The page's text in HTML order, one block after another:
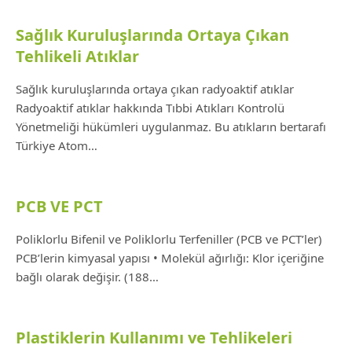
Sağlık Kuruluşlarında Ortaya Çıkan
Tehlikeli Atıklar
Sağlık kuruluşlarında ortaya çıkan radyoaktif atıklar
Radyoaktif atıklar hakkında Tıbbi Atıkları Kontrolü
Yönetmeliği hükümleri uygulanmaz. Bu atıkların bertarafı
Türkiye Atom…
PCB VE PCT
Poliklorlu Bifenil ve Poliklorlu Terfeniller (PCB ve PCT’ler)
PCB’lerin kimyasal yapısı • Molekül ağırlığı: Klor içeriğine
bağlı olarak değişir. (188…
Plastiklerin Kullanımı ve Tehlikeleri